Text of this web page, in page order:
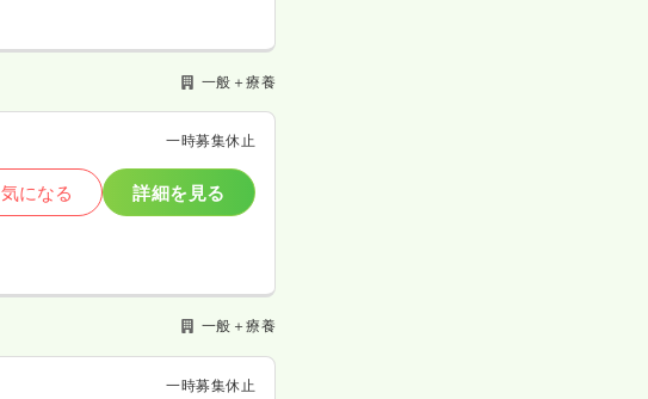
一般＋療養
一時募集休止
気になる 詳細を見る
一般＋療養
一時募集休止